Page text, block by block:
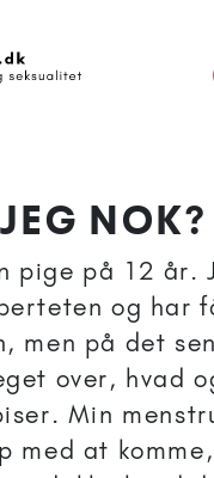
NOK?
pige på 12 år.
og har
men på det
over, hvad
Min
med at